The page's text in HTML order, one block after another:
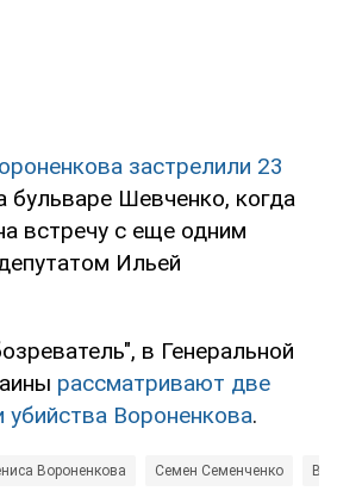
застрелили 23
бульваре Шевченко, когда
встречу с еще одним
Ильей
в Генеральной
рассматривают две
убийства Вороненкова.
Вороненкова Семен Семенченко